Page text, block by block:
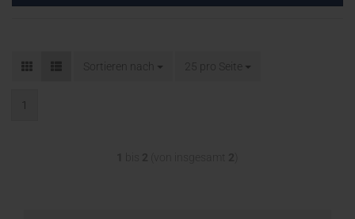
Sortieren nach 25 pro Seite
1